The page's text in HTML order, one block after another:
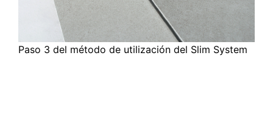
Paso 3 del método de utilización del Slim System